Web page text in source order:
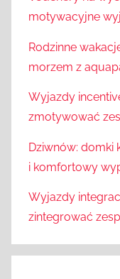
motywacyjne
Rodzinne
morzem z
Wyjazdy
zmotywować
Dziwnów: domki
i komfortowy
Wyjazdy
zintegrować